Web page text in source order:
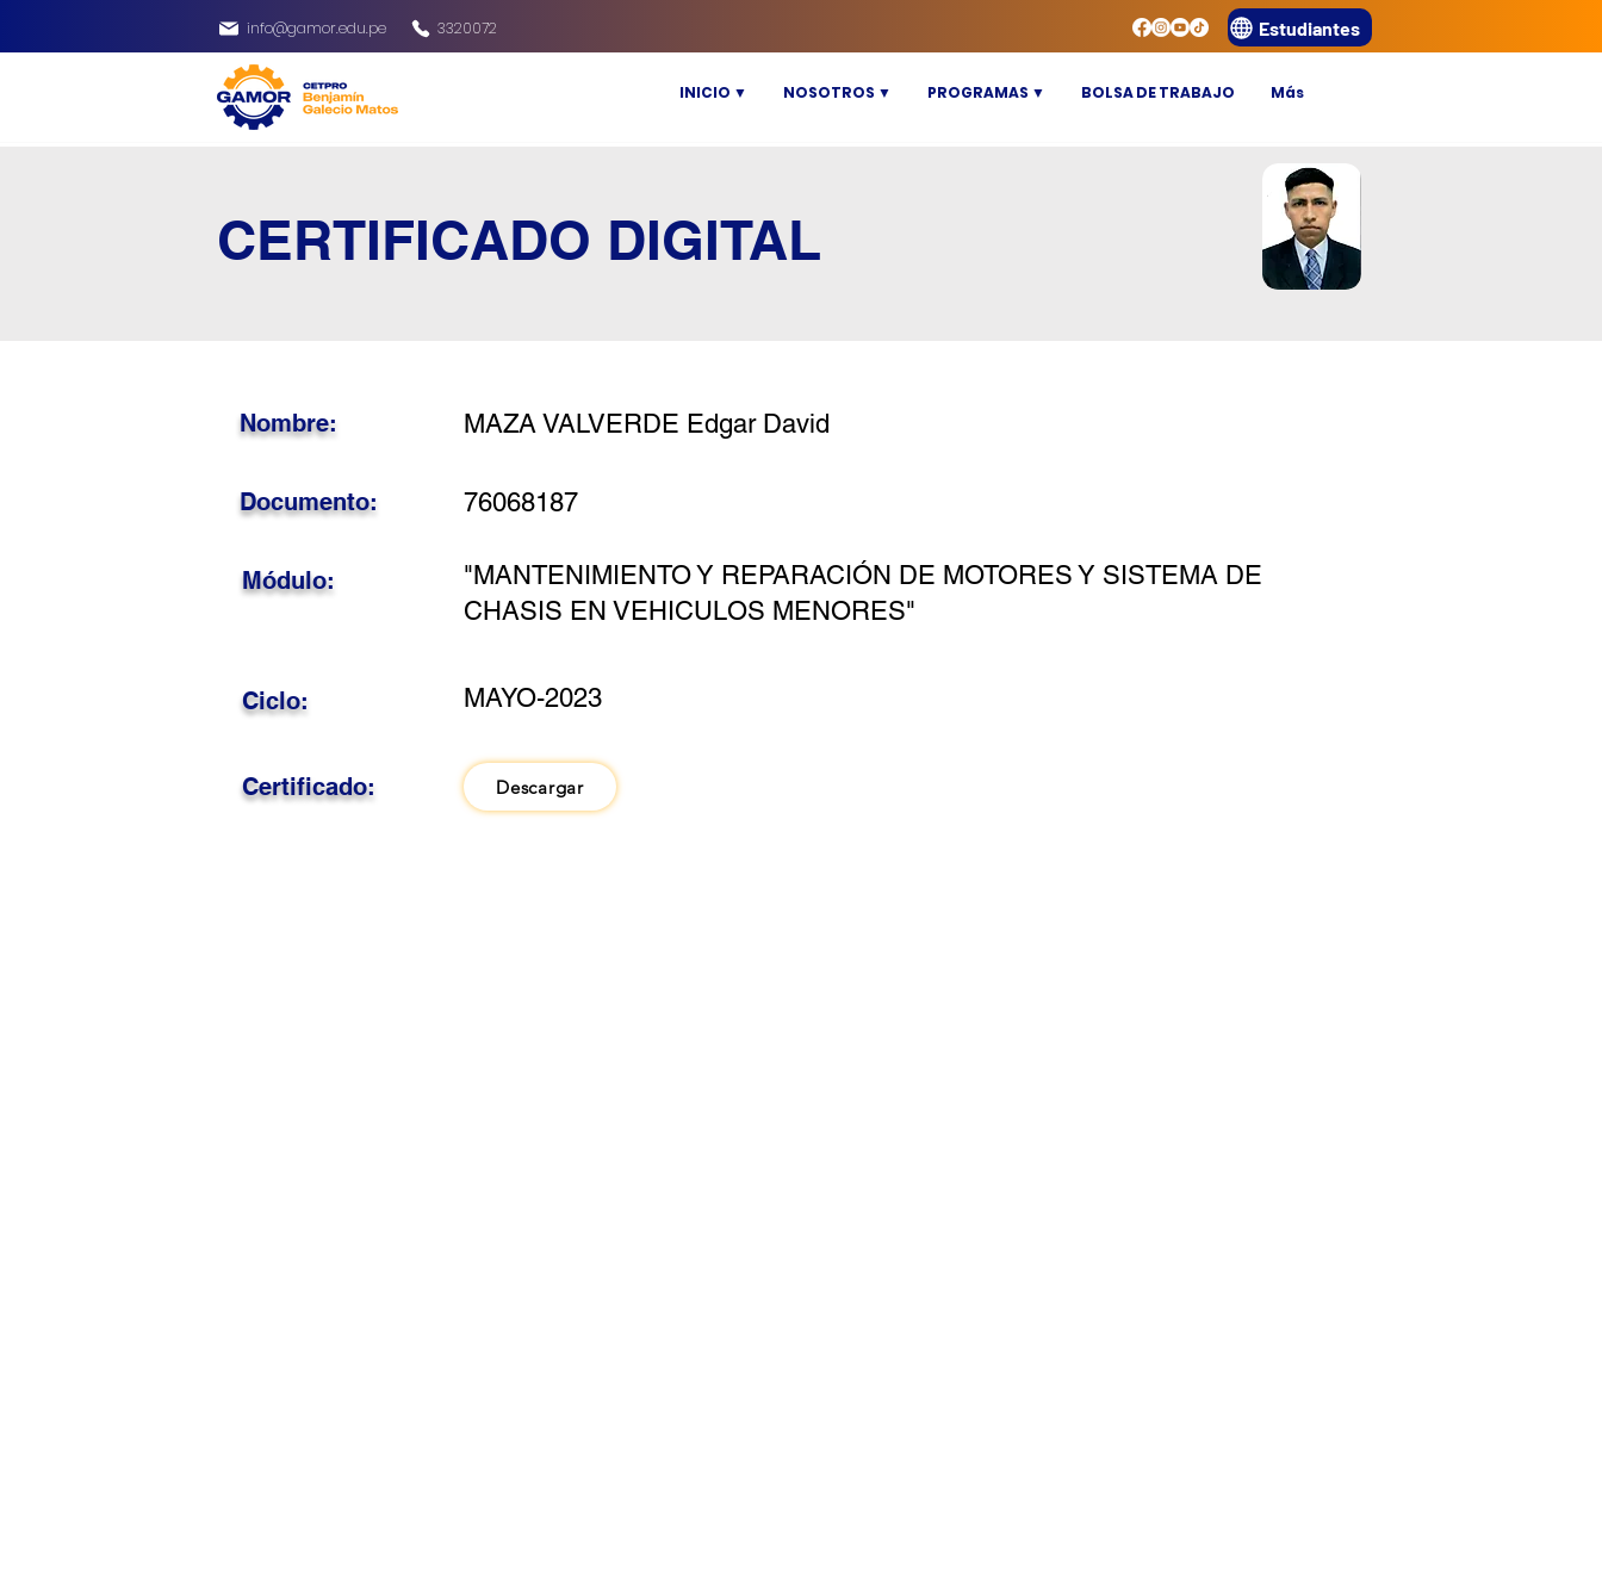
info@gamor.edu.pe 3320072 Estudiantes
INICIO ▼ NOSOTROS ▼ PROGRAMAS ▼ BOLSA DE TRABAJO Más
CERTIFICADO DIGITAL
MAZA VALVERDE Edgar David
Nombre:
76068187
Documento:
"MANTENIMIENTO Y REPARACIÓN DE MOTORES Y SISTEMA DE
CHASIS EN VEHICULOS MENORES"
Módulo:
MAYO-2023
Ciclo:
Certificado: Descargar